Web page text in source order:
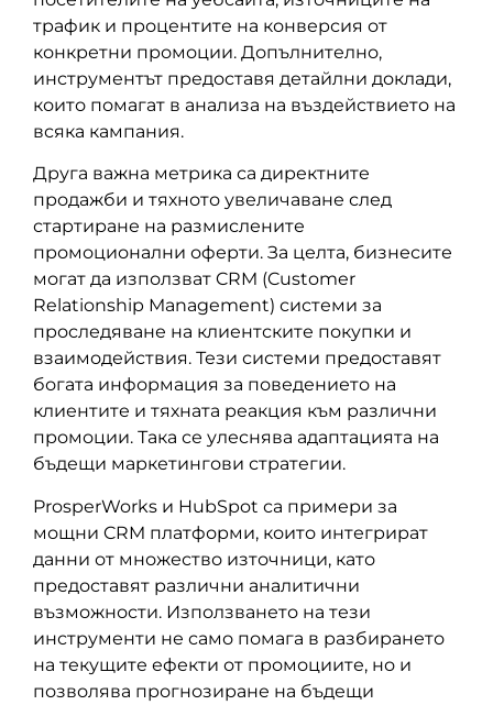
трафик и процентите на конверсия от
конкретни промоции. Допълнително,
инструментът предоставя детайлни доклади,
които помагат в анализа на въздействието на
всяка кампания.
Друга важна метрика са директните
продажби и тяхното увеличаване след
стартиране на размислените
промоционални оферти. За целта, бизнесите
могат да използват CRM (Customer
Relationship Management) системи за
проследяване на клиентските покупки и
взаимодействия. Тези системи предоставят
богата информация за поведението на
клиентите и тяхната реакция към различни
промоции. Така се улеснява адаптацията на
бъдещи маркетингови стратегии.
ProsperWorks и HubSpot са примери за
мощни CRM платформи, които интегрират
данни от множество източници, като
предоставят различни аналитични
възможности. Използването на тези
инструменти не само помага в разбирането
на текущите ефекти от промоциите, но и
позволява прогнозиране на бъдещи